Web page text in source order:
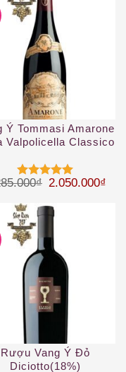
là: 1.600.000₫.
Ý Tommasi Amarone
Valpolicella Classico
Được xếp
sao
₫ Giá gốc là:
2.050.000₫
Rượu Vang Ý Đỏ
Diciotto(18%)